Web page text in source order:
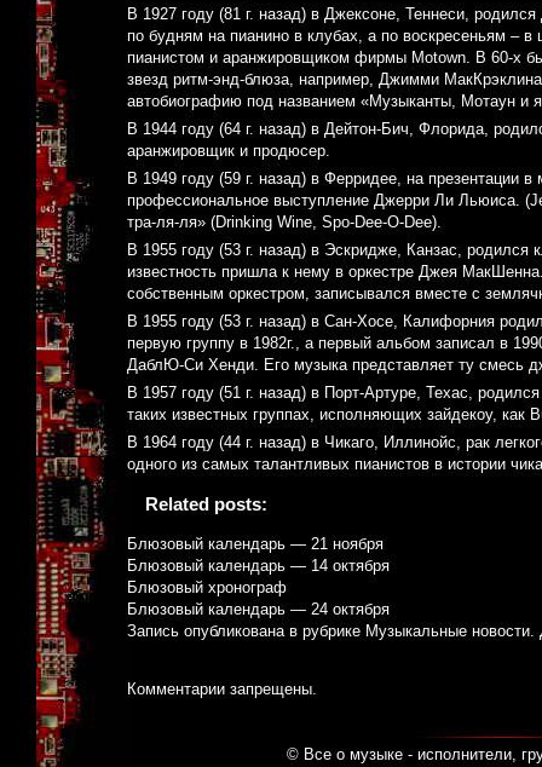
В 1927 году (81 г. назад) в Джексоне, Теннеси,
по будням на пианино в клубах, а по воскресеньям –
пианистом и аранжировщиком фирмы Motown. В 60-х
звезд ритм-энд-блюза, например, Джимми
автобиографию под названием «Музыканты, Мотаун и
В 1944 году (64 г. назад) в Дейтон-Бич, Флорида,
аранжировщик и продюсер.
В 1949 году (59 г. назад) в Ферридее, на презентации
профессиональное выступление Джерри Ли Льюиса.
тра-ля-ля» (Drinking Wine, Spo-Dee-O-Dee).
В 1955 году (53 г. назад) в Эскридже, Канзас,
известность пришла к нему в оркестре Джея
собственным оркестром, записывался вместе с
В 1955 году (53 г. назад) в Сан-Хосе, Калифорния
первую группу в 1982г., а первый альбом записал в
ДаблЮ-Си Хенди. Его музыка представляет ту смесь
В 1957 году (51 г. назад) в Порт-Артуре, Техас,
таких известных группах, исполняющих зайдекоу,
В 1964 году (44 г. назад) в Чикаго, Иллинойс, рак
одного из самых талантливых пианистов в истории
Related posts:
Блюзовый календарь — 21 ноября
Блюзовый календарь — 14 октября
Блюзовый хронограф
Блюзовый календарь — 24 октября
Запись опубликована в рубрике Музыкальные новости.
Комментарии запрещены.
© Все о музыке - исполнители,